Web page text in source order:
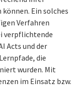
Ein solches
Verfahren
verpflichtende
Acts und der
die
wurden. Mit
im Einsatz bzw.